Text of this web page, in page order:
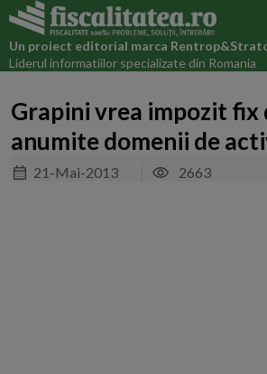
Un proiect editorial marca
Liderul informatiilor specializate din Romania
Grapini vrea impozit fix
anumite domenii de
21-Mai-2013 2663